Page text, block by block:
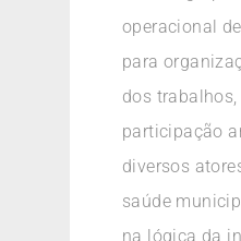
operacional
para
dos trabalhos,
participação
diversos
saúde
na lógica da